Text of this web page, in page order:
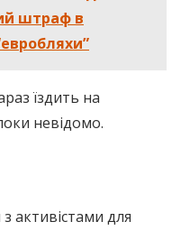
штраф в
їздить на
невідомо.
активістами для